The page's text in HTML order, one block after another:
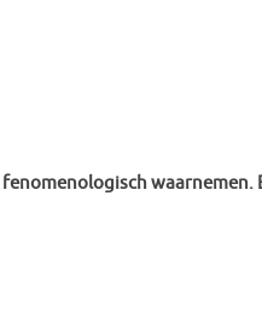
fenomenologisch waarnemen.